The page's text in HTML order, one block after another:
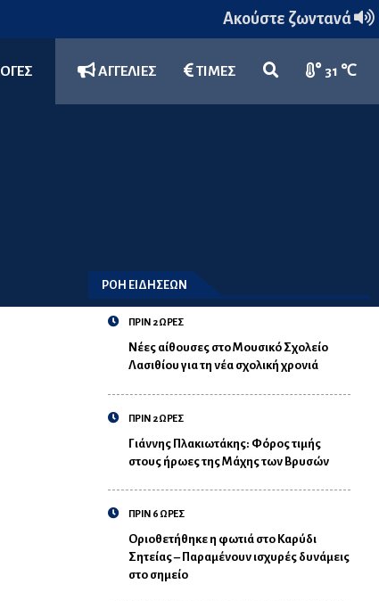
Ακούστε ζωντανά
ΑΓΓΕΛΙΕΣ ΤΙΜΕΣ 31 ℃
ΡΟΗ ΕΙΔΗΣΕΩΝ
ΠΡΙΝ 2 ΩΡΕΣ
Νέες αίθουσες στο Μουσικό Σχολείο
Λασιθίου για τη νέα σχολική χρονιά
ΠΡΙΝ 2 ΩΡΕΣ
Γιάννης Πλακιωτάκης: Φόρος τιμής
στους ήρωες της Μάχης των Βρυσών
ΠΡΙΝ 6 ΩΡΕΣ
Οριοθετήθηκε η φωτιά στο Καρύδι
Σητείας – Παραμένουν ισχυρές δυνάμεις
στο σημείο